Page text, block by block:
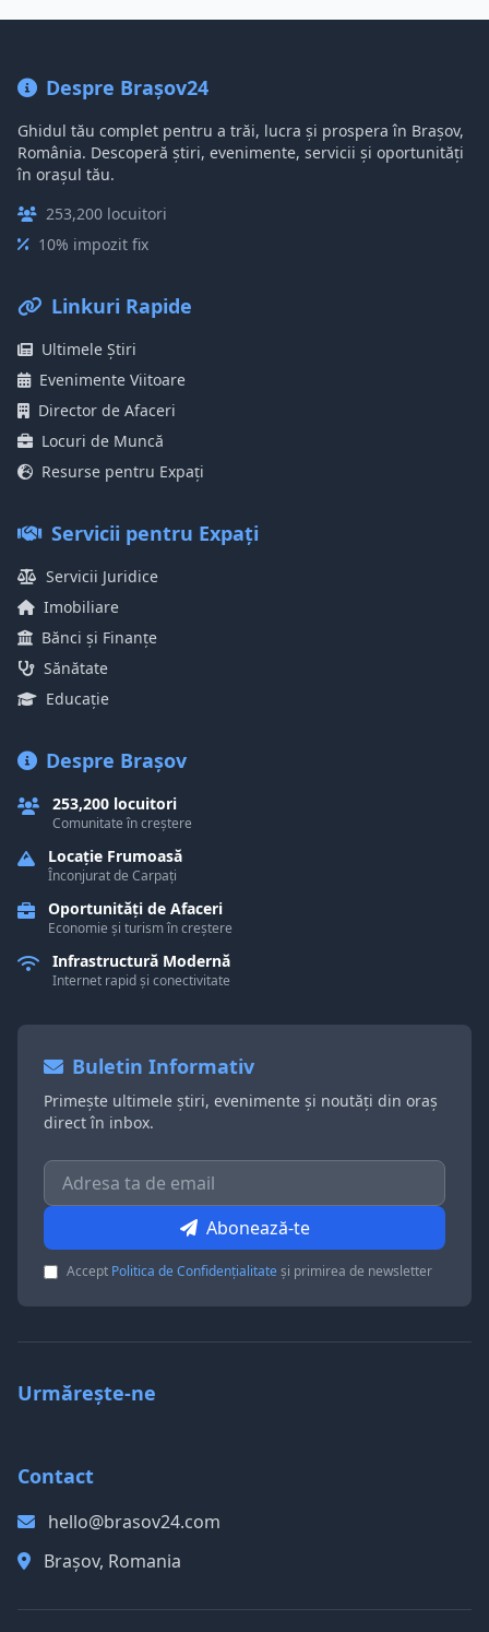
Despre Brașov24
Ghidul tău complet pentru a trăi, lucra și prospera în Brașov,
România. Descoperă știri, evenimente, servicii și oportunități
în orașul tău.
253,200 locuitori
10% impozit fix
Linkuri Rapide
Ultimele Știri
Evenimente Viitoare
Director de Afaceri
Locuri de Muncă
Resurse pentru Expați
Servicii pentru Expați
Servicii Juridice
Imobiliare
Bănci și Finanțe
Sănătate
Educație
Despre Brașov
253,200 locuitori
Comunitate în creștere
Locație Frumoasă
Înconjurat de Carpați
Oportunități de Afaceri
Economie și turism în creștere
Infrastructură Modernă
Internet rapid și conectivitate
Buletin Informativ
Primește ultimele știri, evenimente și noutăți din oraș
direct în inbox.
Abonează-te
Accept Politica de Confidențialitateși primirea de newsletter
Urmărește-ne
Contact
hello@brasov24.com
Brașov, Romania